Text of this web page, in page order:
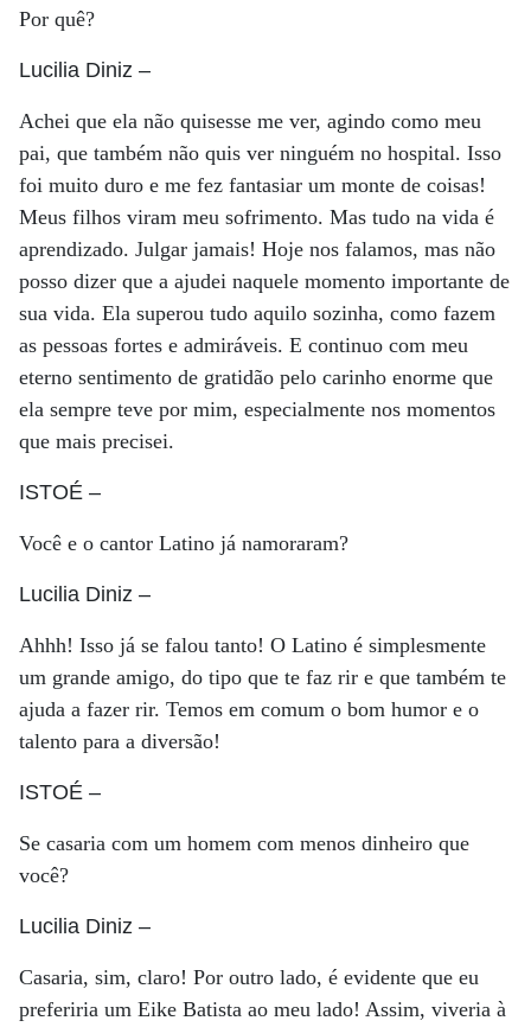
Por quê?
Lucilia Diniz –
Achei que ela não quisesse me ver, agindo como meu
pai, que também não quis ver ninguém no hospital. Isso
foi muito duro e me fez fantasiar um monte de coisas!
Meus filhos viram meu sofrimento. Mas tudo na vida é
aprendizado. Julgar jamais! Hoje nos falamos, mas não
posso dizer que a ajudei naquele momento importante de
sua vida. Ela superou tudo aquilo sozinha, como fazem
as pessoas fortes e admiráveis. E continuo com meu
eterno sentimento de gratidão pelo carinho enorme que
ela sempre teve por mim, especialmente nos momentos
que mais precisei.
ISTOÉ –
Você e o cantor Latino já namoraram?
Lucilia Diniz –
Ahhh! Isso já se falou tanto! O Latino é simplesmente
um grande amigo, do tipo que te faz rir e que também te
ajuda a fazer rir. Temos em comum o bom humor e o
talento para a diversão!
ISTOÉ –
Se casaria com um homem com menos dinheiro que
você?
Lucilia Diniz –
Casaria, sim, claro! Por outro lado, é evidente que eu
preferiria um Eike Batista ao meu lado! Assim, viveria à